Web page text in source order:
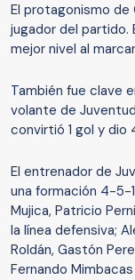
El protagonismo
jugador del partido.
mejor nivel al
También fue clave
volante de
convirtió 1 gol y dio
El entrenador de
una formación 4-5-
Mujica, Patricio
la línea defensiva;
Roldán, Gastón
Fernando